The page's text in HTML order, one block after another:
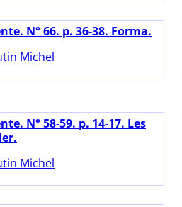
N° 66. p. 36-38. Forma.
Michel
N° 58-59. p. 14-17. Les
Michel